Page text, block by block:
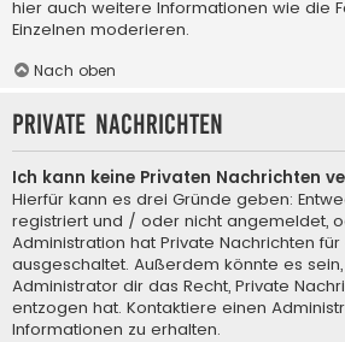
hier auch weitere Informationen wie die
Einzelnen moderieren.
Nach oben
Private Nachrichten
Ich kann keine Privaten Nachrichten
Hierfür kann es drei Gründe geben:
registriert und / oder nicht angemeldet,
Administration hat Private Nachrichten
ausgeschaltet. Außerdem könnte es
Administrator dir das Recht, Private
entzogen hat. Kontaktiere einen
Informationen zu erhalten.